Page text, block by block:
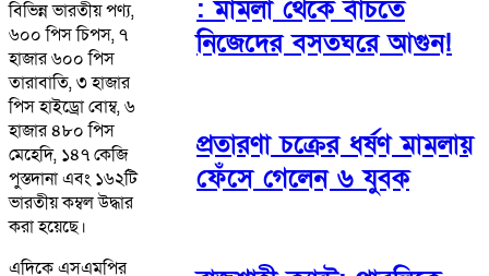
বিভিন্ন ভারতীয় পণ্য,
৬০০ পিস চিপস, ৭
হাজার ৬০০ পিস
তারাবাতি, ৩ হাজার
পিস হাইড্রো বোম্ব, ৬
হাজার ৪৮০ পিস
মেহেদি, ১৪৭ কেজি
পুস্তদানা এবং ১৬২টি
ভারতীয় কম্বল উদ্ধার
করা হয়েছে।
এদিকে এসএমপির
: মামলা থেকে বাঁচতে
নিজেদের বসতঘরে আগুন!
প্রতারণা চক্রের ধর্ষণ মামলায়
ফেঁসে গেলেন ৬ যুবক